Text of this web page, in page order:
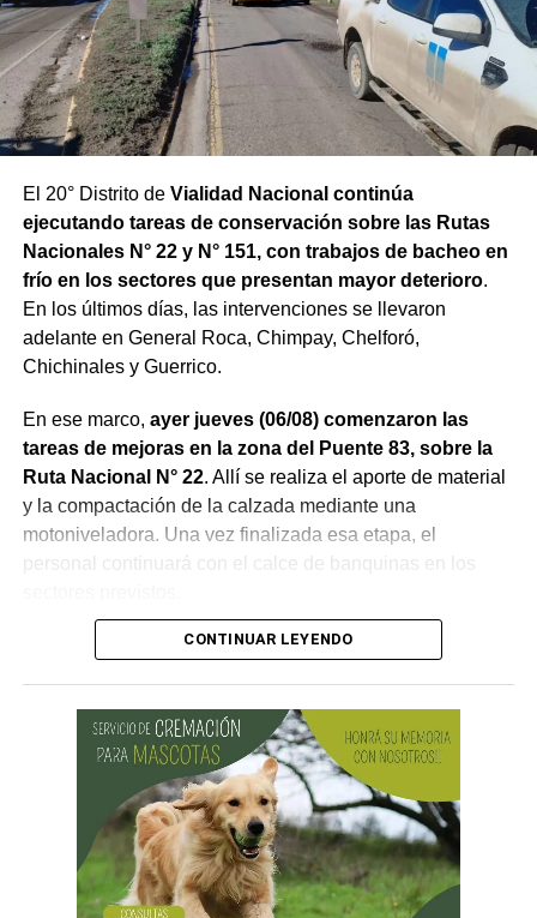
El 20° Distrito de Vialidad Nacional continúa
ejecutando tareas de conservación sobre las Rutas
Nacionales N° 22 y N° 151, con trabajos de bacheo en
frío en los sectores que presentan mayor deterioro.
En los últimos días, las intervenciones se llevaron
adelante en General Roca, Chimpay, Chelforó,
Chichinales y Guerrico.
En ese marco, ayer jueves (06/08) comenzaron las
tareas de mejoras en la zona del Puente 83, sobre la
Ruta Nacional N° 22. Allí se realiza el aporte de material
y la compactación de la calzada mediante una
motoniveladora. Una vez finalizada esa etapa, el
personal continuará con el calce de banquinas en los
Desde Vialidad Nacional informaron que,durante las
próximas semanas, el operativo de bacheo será
CONTINUAR LEYENDO